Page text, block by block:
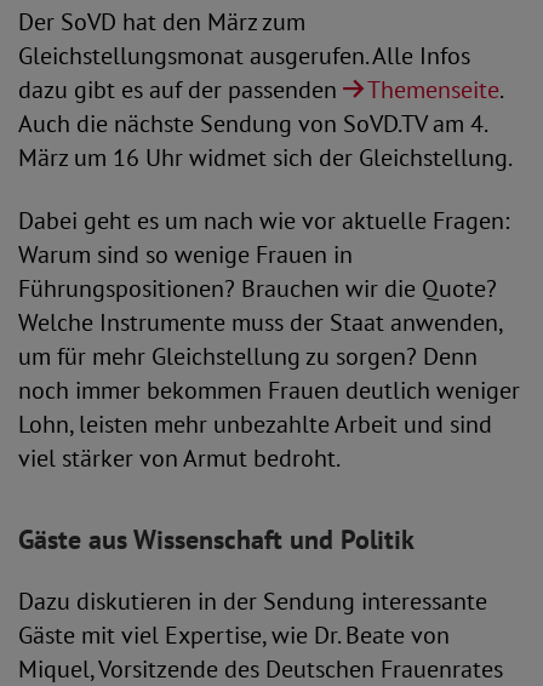
Der SoVD hat den März zum
Gleichstellungsmonat ausgerufen. Alle Infos
dazu gibt es auf der passenden
Themenseite.
Auch die nächste Sendung von SoVD.TV am 4.
März um 16 Uhr widmet sich der Gleichstellung.
Dabei geht es um nach wie vor aktuelle Fragen:
Warum sind so wenige Frauen in
Führungspositionen? Brauchen wir die Quote?
Welche Instrumente muss der Staat anwenden,
um für mehr Gleichstellung zu sorgen? Denn
noch immer bekommen Frauen deutlich weniger
Lohn, leisten mehr unbezahlte Arbeit und sind
viel stärker von Armut bedroht.
Gäste aus Wissenschaft und Politik
Dazu diskutieren in der Sendung interessante
Gäste mit viel Expertise, wie Dr. Beate von
Miquel, Vorsitzende des Deutschen Frauenrates